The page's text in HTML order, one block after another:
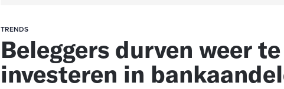
TRENDS
Beleggers durven weer te
investeren in